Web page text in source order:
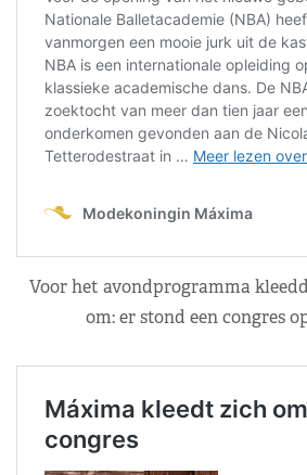
Voor het avondprogramma
om: er stond een congres